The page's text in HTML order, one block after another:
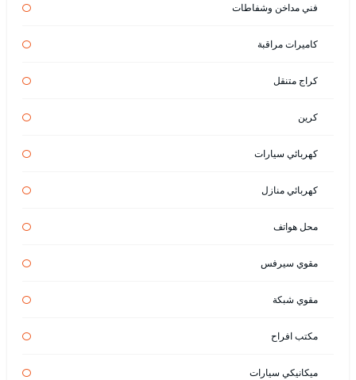
فني مداخن وشفاطات
كاميرات مراقبة
كراج متنقل
كرين
كهربائي سيارات
كهربائي منازل
محل هواتف
مقوي سيرفس
مقوي شبكة
مكتب افراح
ميكانيكي سيارات